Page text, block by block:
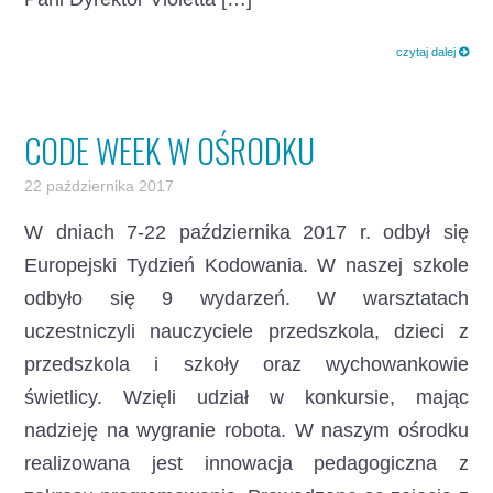
czytaj dalej
CODE WEEK W OŚRODKU
22 października 2017
W dniach 7-22 października 2017 r. odbył się
Europejski Tydzień Kodowania. W naszej szkole
odbyło się 9 wydarzeń. W warsztatach
uczestniczyli nauczyciele przedszkola, dzieci z
przedszkola i szkoły oraz wychowankowie
świetlicy. Wzięli udział w konkursie, mając
nadzieję na wygranie robota. W naszym ośrodku
realizowana jest innowacja pedagogiczna z